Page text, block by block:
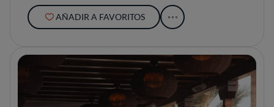
AÑADIR A FAVORITOS